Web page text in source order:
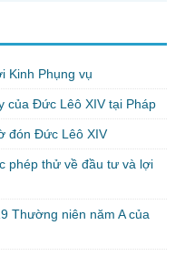
Kinh Phụng vụ
của Đức Lêô XIV tại Pháp
đón Đức Lêô XIV
phép thử về đầu tư và lợi
Thường niên năm A của